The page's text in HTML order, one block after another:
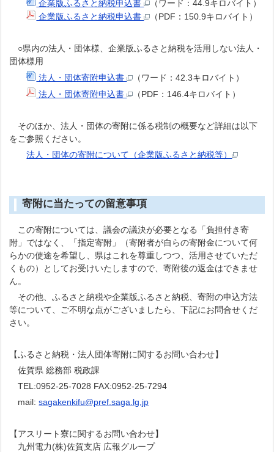
企業版ふるさと納税申込書
（ワード：44.9キロバイト）
企業版ふるさと納税申込書
（PDF：150.9キロバイト）
○県内の法人・団体様、企業版ふるさと納税を活用しない法人・
団体様用
法人・団体寄附申込書
（ワード：42.3キロバイト）
法人・団体寄附申込書
（PDF：146.4キロバイト）
そのほか、法人・団体の寄附に係る税制の概要など詳細は以下
をご参照ください。
法人・団体の寄附について（企業版ふるさと納税等）
寄附に当たっての留意事項
この寄附については、議会の議決が必要となる「負担付き寄
附」ではなく、「指定寄附」（寄附者が自らの寄附金について何
らかの使途を希望し、県はこれを尊重しつつ、活用させていただ
くもの）としてお受けいたしますので、寄附後の返金はできませ
ん。
その他、ふるさと納税や企業版ふるさと納税、寄附の申込方法
等について、ご不明な点がございましたら、下記にお問合せくだ
さい。
【ふるさと納税・法人団体寄附に関するお問い合わせ】
佐賀県 総務部 税政課
TEL:0952-25-7028 FAX:0952-25-7294
mail:sagakenkifu@pref.saga.lg.jp
【アスリート寮に関するお問い合わせ】
九州電力(株)佐賀支店 広報グループ